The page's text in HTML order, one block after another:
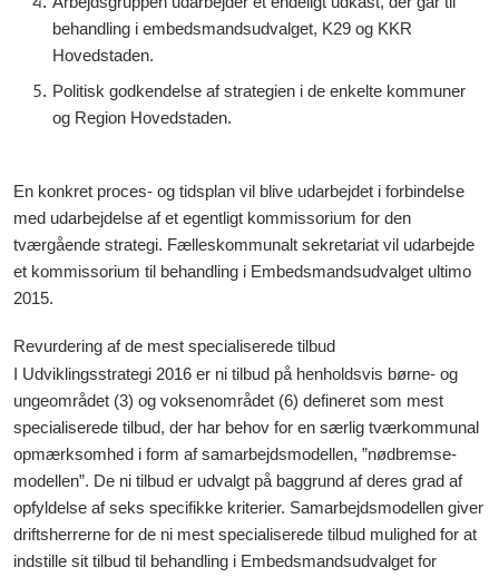
behandling i embedsmandsudvalget, K29 og KKR
Hovedstaden.
Politisk godkendelse af strategien i de enkelte kommuner
og Region Hovedstaden.
En konkret proces- og tidsplan vil blive udarbejdet i forbindelse
med udarbejdelse af et egentligt kommissorium for den
tværgående strategi. Fælleskommunalt sekretariat vil udarbejde
et kommissorium til behandling i Embedsmandsudvalget ultimo
2015.
Revurdering af de mest specialiserede tilbud
I Udviklingsstrategi 2016 er ni tilbud på henholdsvis børne- og
ungeområdet (3) og voksenområdet (6) defineret som mest
specialiserede tilbud, der har behov for en særlig tværkommunal
opmærksomhed i form af samarbejdsmodellen, ”nødbremse-
modellen”. De ni tilbud er udvalgt på baggrund af deres grad af
opfyldelse af seks specifikke kriterier. Samarbejdsmodellen giver
driftsherrerne for de ni mest specialiserede tilbud mulighed for at
indstille sit tilbud til behandling i Embedsmandsudvalget for